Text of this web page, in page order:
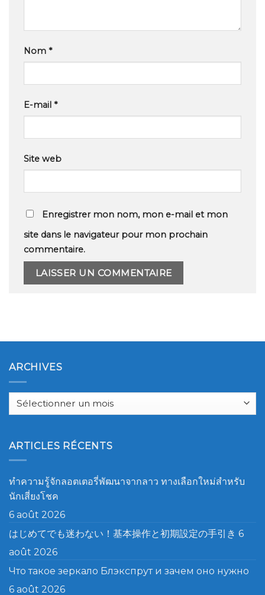
Nom *
E-mail *
Site web
Enregistrer mon nom, mon e-mail et mon
site dans le navigateur pour mon prochain
commentaire.
ARCHIVES
Archives
ARTICLES RÉCENTS
ทำความรู้จักลอตเตอรี่พัฒนาจากลาว ทางเลือกใหม่สำหรับ
นักเสี่ยงโชค
6 août 2026
はじめてでも迷わない！基本操作と初期設定の手引き 6
août 2026
Что такое зеркало Блэкспрут и зачем оно нужно
6 août 2026